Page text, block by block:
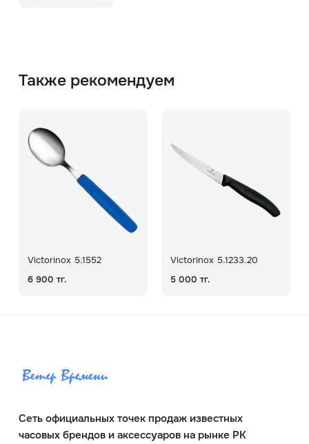
Также рекомендуем
Victorinox 5.1552
6 900 тг.
Victorinox 5.1233.20
5 000 тг.
Сеть официальных точек продаж известных
часовых брендов и аксессуаров на рынке РК